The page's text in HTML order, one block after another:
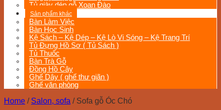
Tủ giày dép gỗ Xoan Đào
Sản phẩm khác
Bàn Làm Việc
Bàn Học Sinh
Kệ Sách – Kệ Dép – Kệ Lò Vi Sóng – Kệ Trang Trí
Tủ Đựng Hồ Sơ ( Tủ Sách )
Tủ Thuốc
Bàn Trà Gỗ
Đồng Hồ Cây
Ghế Dây ( ghế thư giãn )
Ghế văn phòng
Home / Salon, sofa /Sofa gỗ Óc Chó